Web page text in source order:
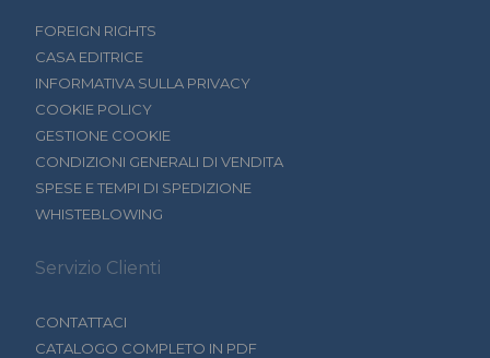
FOREIGN RIGHTS
CASA EDITRICE
INFORMATIVA SULLA PRIVACY
COOKIE POLICY
GESTIONE COOKIE
CONDIZIONI GENERALI DI VENDITA
SPESE E TEMPI DI SPEDIZIONE
WHISTEBLOWING
Servizio Clienti
CONTATTACI
CATALOGO COMPLETO IN PDF